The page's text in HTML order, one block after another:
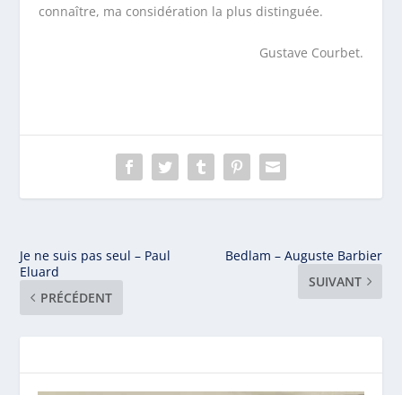
connaître, ma considération la plus distinguée.
Gustave Courbet.
Je ne suis pas seul – Paul
Eluard
PRÉCÉDENT
Bedlam – Auguste Barbier
SUIVANT